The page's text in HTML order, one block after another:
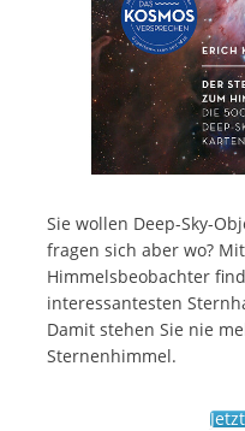
Sie wollen Deep-Sky-
fragen sich aber wo?
Himmelsbeobachter
interessantesten
Damit stehen Sie nie
Sternenhimmel.